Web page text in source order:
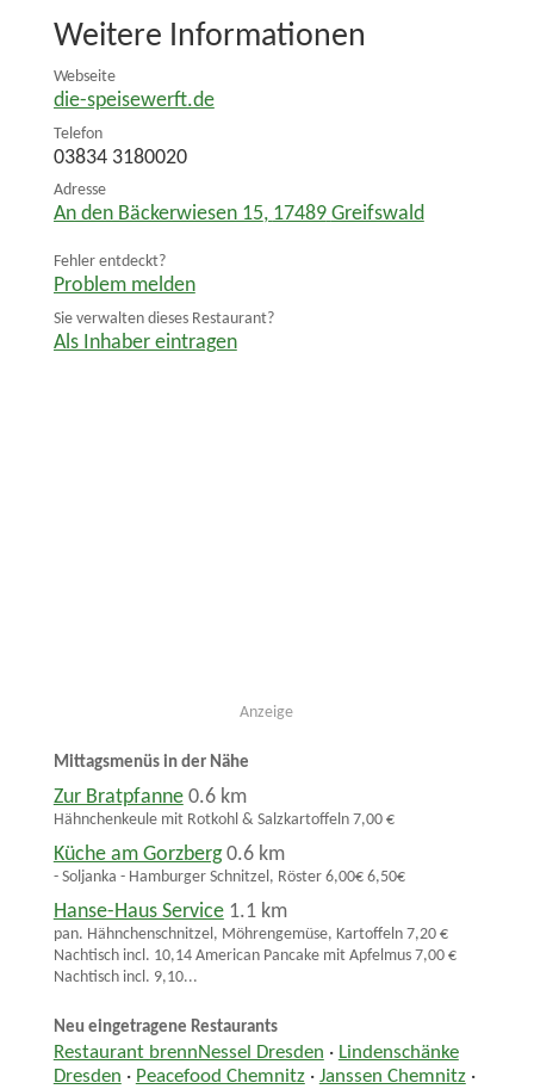
Weitere Informationen
Webseite
die-speisewerft.de
Telefon
03834 3180020
Adresse
An den Bäckerwiesen 15, 17489 Greifswald
Fehler entdeckt?
Problem melden
Sie verwalten dieses Restaurant?
Als Inhaber eintragen
Anzeige
Mittagsmenüs in der Nähe
Zur Bratpfanne 0.6 km
Hähnchenkeule mit Rotkohl & Salzkartoffeln 7,00 €
Küche am Gorzberg 0.6 km
- Soljanka - Hamburger Schnitzel, Röster 6,00€ 6,50€
Hanse-Haus Service 1.1 km
pan. Hähnchenschnitzel, Möhrengemüse, Kartoffeln 7,20 €
Nachtisch incl. 10,14 American Pancake mit Apfelmus 7,00 €
Nachtisch incl. 9,10...
Neu eingetragene Restaurants
Restaurant brennNessel Dresden · Lindenschänke
Dresden · Peacefood Chemnitz· Janssen Chemnitz·